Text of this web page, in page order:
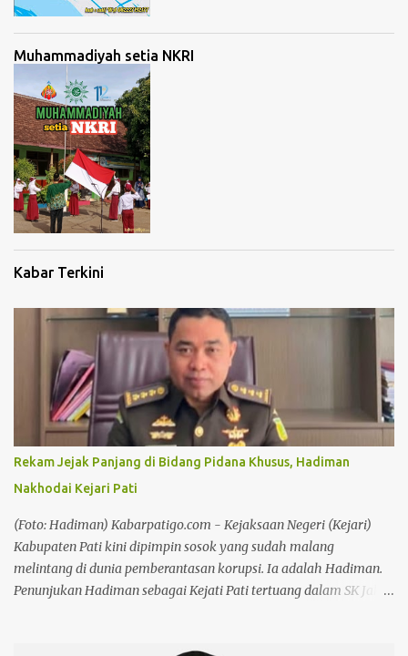
Muhammadiyah setia NKRI
Kabar Terkini
Rekam Jejak Panjang di Bidang Pidana Khusus, Hadiman
Nakhodai Kejari Pati
(Foto: Hadiman) Kabarpatigo.com - Kejaksaan Negeri (Kejari)
Kabupaten Pati kini dipimpin sosok yang sudah malang
melintang di dunia pemberantasan korupsi. Ia adalah Hadiman.
Penunjukan Hadiman sebagai Kejati Pati tertuang dalam SK Jaksa